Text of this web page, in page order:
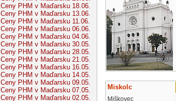
Ceny PHM v Maďarsku 18.06.
Ceny PHM v Maďarsku 13.06.
Ceny PHM v Maďarsku 11.06.
Ceny PHM v Maďarsku 06.06.
Ceny PHM v Maďarsku 04.06.
Ceny PHM v Maďarsku 30.05.
Ceny PHM v Maďarsku 28.05.
Ceny PHM v Maďarsku 21.05.
Ceny PHM v Maďarsku 16.05.
Ceny PHM v Maďarsku 14.05.
Ceny PHM v Maďarsku 09.05.
Ceny PHM v Maďarsku 07.05.
Ceny PHM v Maďarsku 02.05.
Miskolc
Miškovec